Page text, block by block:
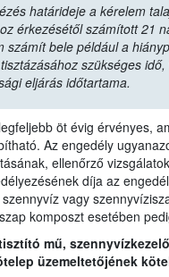
határideje a kérelem
érkezésétől számított 21
számít bele például a
szükséges
eljárás időtartama.
öt évig érvényes,
Az engedély
ellenőrző
díja az
vagy
komposzt esetében
mű,
üzemeltetőjének